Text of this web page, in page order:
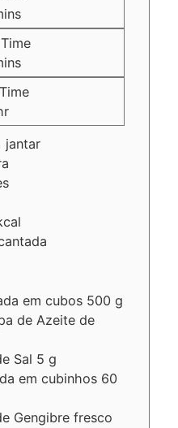
jantar
em cubos 500 g
de Azeite de
Sal 5 g
em cubinhos 60
Gengibre fresco